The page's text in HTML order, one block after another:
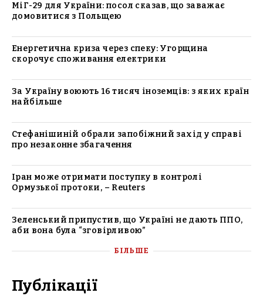
МіГ-29 для України: посол сказав, що заважає
домовитися з Польщею
Енергетична криза через спеку: Угорщина
скорочує споживання електрики
За Україну воюють 16 тисяч іноземців: з яких країн
найбільше
Стефанішиній обрали запобіжний захід у справі
про незаконне збагачення
Іран може отримати поступку в контролі
Ормузької протоки, – Reuters
Зеленський припустив, що Україні не дають ППО,
аби вона була “зговірливою”
БІЛЬШЕ
Публікації